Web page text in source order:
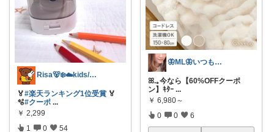
Risa🐻‍❄️☁️kids/ママ用品
🏅#楽天ランキング1位受賞 🏅
🫧#クーポ ...
￥ 2,299
1 0 54
🦋ML🦋いつもありがとう💓
ꕤ.｡今なら【60%OFFクーポ
ン】ｷﾀｰ ...
￥ 6,980～
0 0 6